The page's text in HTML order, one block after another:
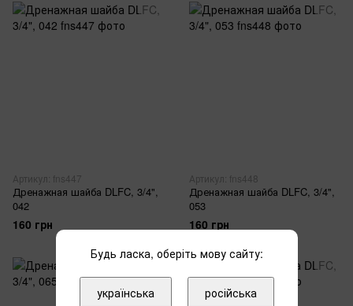
Артикул: fns447
Дренажная шайба DLFC, 3/4",
042
160 грн
Артикул: fns448
Дренажная шайба DLFC, 3/4",
053
160 грн
Будь ласка, оберіть мову сайту:
українська російська